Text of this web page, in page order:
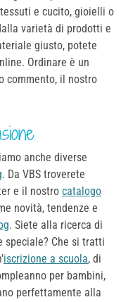
e cucito, gioielli o
varietà di prodotti e
giusto, potete
Ordinare è un
commento, il nostro
anche diverse
. Da VBS troverete
e il nostro catalogo
novità, tendenze e
. Siete alla ricerca di
speciale? Che si tratti
iscrizione a scuola, di
per bambini,
perfettamente alla